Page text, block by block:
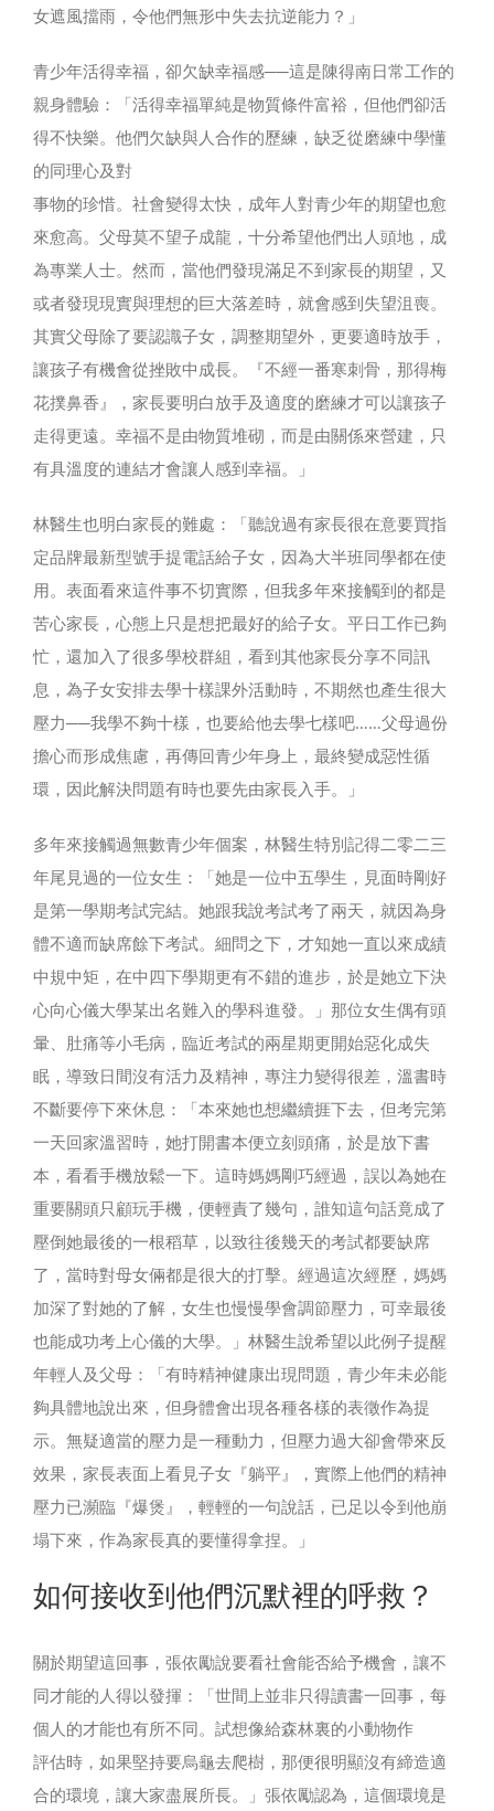
女遮風擋雨，令他們無形中失去抗逆能力？」
青少年活得幸福，卻欠缺幸福感──這是陳得南日常工作的
親身體驗：「活得幸福單純是物質條件富裕，但他們卻活
得不快樂。他們欠缺與人合作的歷練，缺乏從磨練中學懂
的同理心及對
事物的珍惜。社會變得太快，成年人對青少年的期望也愈
來愈高。父母莫不望子成龍，十分希望他們出人頭地，成
為專業人士。然而，當他們發現滿足不到家長的期望，又
或者發現現實與理想的巨大落差時，就會感到失望沮喪。
其實父母除了要認識子女，調整期望外，更要適時放手，
讓孩子有機會從挫敗中成長。『不經一番寒刺骨，那得梅
花撲鼻香』，家長要明白放手及適度的磨練才可以讓孩子
走得更遠。幸福不是由物質堆砌，而是由關係來營建，只
有具溫度的連結才會讓人感到幸福。」
林醫生也明白家長的難處：「聽說過有家長很在意要買指
定品牌最新型號手提電話給子女，因為大半班同學都在使
用。表面看來這件事不切實際，但我多年來接觸到的都是
苦心家長，心態上只是想把最好的給子女。平日工作已夠
忙，還加入了很多學校群組，看到其他家長分享不同訊
息，為子女安排去學十樣課外活動時，不期然也產生很大
壓力──我學不夠十樣，也要給他去學七樣吧……父母過份
擔心而形成焦慮，再傳回青少年身上，最終變成惡性循
環，因此解決問題有時也要先由家長入手。」
多年來接觸過無數青少年個案，林醫生特別記得二零二三
年尾見過的一位女生：「她是一位中五學生，見面時剛好
是第一學期考試完結。她跟我說考試考了兩天，就因為身
體不適而缺席餘下考試。細問之下，才知她一直以來成績
中規中矩，在中四下學期更有不錯的進步，於是她立下決
心向心儀大學某出名難入的學科進發。」那位女生偶有頭
暈、肚痛等小毛病，臨近考試的兩星期更開始惡化成失
眠，導致日間沒有活力及精神，專注力變得很差，溫書時
不斷要停下來休息：「本來她也想繼續捱下去，但考完第
一天回家溫習時，她打開書本便立刻頭痛，於是放下書
本，看看手機放鬆一下。這時媽媽剛巧經過，誤以為她在
重要關頭只顧玩手機，便輕責了幾句，誰知這句話竟成了
壓倒她最後的一根稻草，以致往後幾天的考試都要缺席
了，當時對母女倆都是很大的打擊。經過這次經歷，媽媽
加深了對她的了解，女生也慢慢學會調節壓力，可幸最後
也能成功考上心儀的大學。」林醫生說希望以此例子提醒
年輕人及父母：「有時精神健康出現問題，青少年未必能
夠具體地說出來，但身體會出現各種各樣的表徵作為提
示。無疑適當的壓力是一種動力，但壓力過大卻會帶來反
效果，家長表面上看見子女『躺平』，實際上他們的精神
壓力已瀕臨『爆煲』，輕輕的一句說話，已足以令到他崩
塌下來，作為家長真的要懂得拿捏。」
如何接收到他們沉默裡的呼救？
關於期望這回事，張依勵說要看社會能否給予機會，讓不
同才能的人得以發揮：「世間上並非只得讀書一回事，每
個人的才能也有所不同。試想像給森林裏的小動物作
評估時，如果堅持要烏龜去爬樹，那便很明顯沒有締造適
合的環境，讓大家盡展所長。」張依勵認為，這個環境是